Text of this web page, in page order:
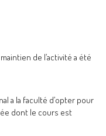
de l’activité a été
a la faculté d’opter pour
dont le cours est